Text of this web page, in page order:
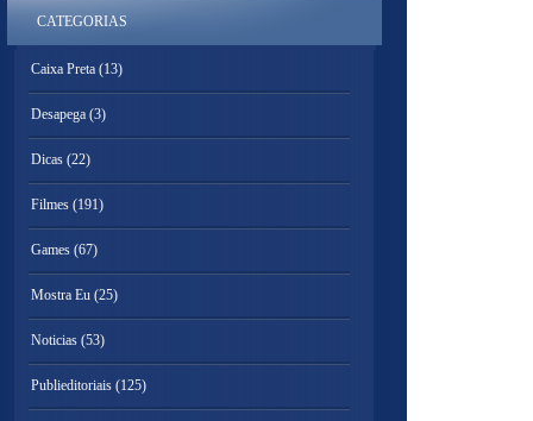
CATEGORIAS
Caixa Preta (13)
Desapega (3)
Dicas (22)
Filmes (191)
Games (67)
Mostra Eu (25)
Noticias (53)
Publieditoriais (125)